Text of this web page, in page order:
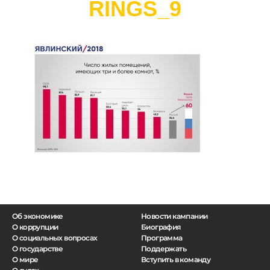
RINGS_9
Об экономике
О коррупции
О социальных вопросах
О государстве
О мире
Новости кампании
Биография
Программа
Поддержать
Вступить в команду